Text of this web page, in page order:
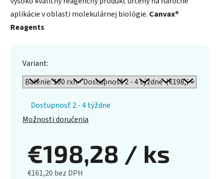
aplikácie v oblasti molekulárnej biológie. Canvax®
Reagents
Variant:
Dostupnosť 2 - 4 týždne
Možnosti doručenia
€198,28 / ks
€161,20 bez DPH